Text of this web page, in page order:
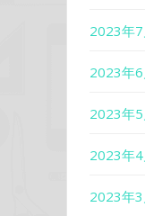
2023年7
2023年6
2023年5
2023年4
2023年3